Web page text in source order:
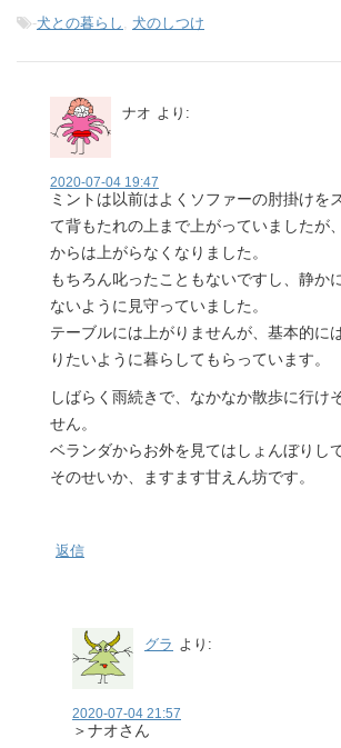
-犬との暮らし , 犬のしつけ
ナオ より:
2020-07-04 19:47
ミントは以前はよくソファーの肘掛けを
て背もたれの上まで上がっていましたが
からは上がらなくなりました。
もちろん叱ったこともないですし、静か
ないように見守っていました。
テーブルには上がりませんが、基本的に
りたいように暮らしてもらっています。
しばらく雨続きで、なかなか散歩に行け
せん。
ベランダからお外を見てはしょんぼりし
そのせいか、ますます甘えん坊です。
返信
グラ より:
2020-07-04 21:57
＞ナオさん